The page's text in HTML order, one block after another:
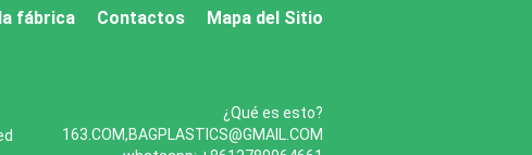
Mapa del Sitio
Contactos
fábrica
¿Qué es esto?
163.COM,BAGPLASTICS@GMAIL.COM